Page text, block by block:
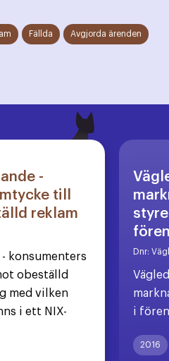
Fällda Avgjorda ärenden
-
till
reklam
konsumenters
obeställd
med vilken
i ett NIX-
Dnr:
i
2016